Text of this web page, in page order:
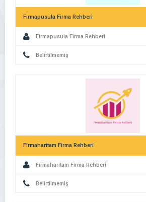
Firmapusula Firma Rehberi
Firmapusula Firma Rehberi
Belirtilmemiş
Firmaharitam Firma Rehberi
Firmaharitam Firma Rehberi
Belirtilmemiş